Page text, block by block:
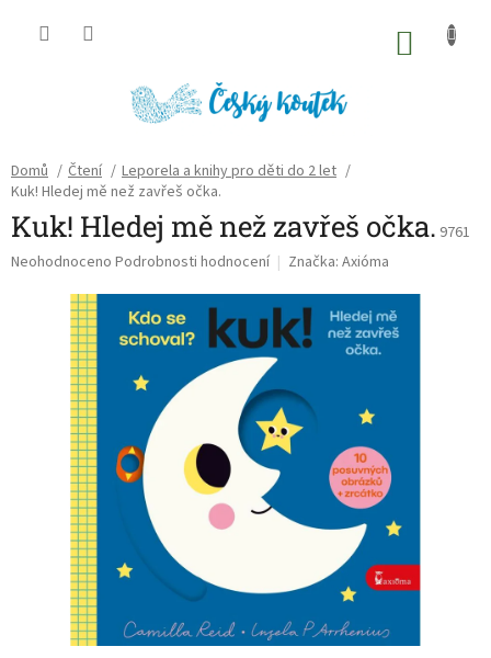
Domů / Čtení / Leporela a knihy pro děti do 2 let /
Kuk! Hledej mě než zavřeš očka.
Kuk! Hledej mě než zavřeš očka. 9761
Průměrné
hvězdiček.
Neohodnoceno Podrobnosti hodnocení Značka: Axióma